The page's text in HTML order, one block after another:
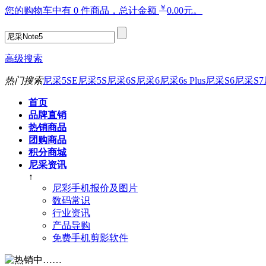
您的购物车中有 0 件商品，总计金额 ￥ 0.00元。
高级搜索
热门搜索尼采5SE尼采5S尼采6S尼采6尼采6s Plus尼采S6尼采S7
首页
品牌直销
热销商品
团购商品
积分商城
尼采资讯
↑
尼彩手机报价及图片
数码常识
行业资讯
产品导购
免费手机剪影软件